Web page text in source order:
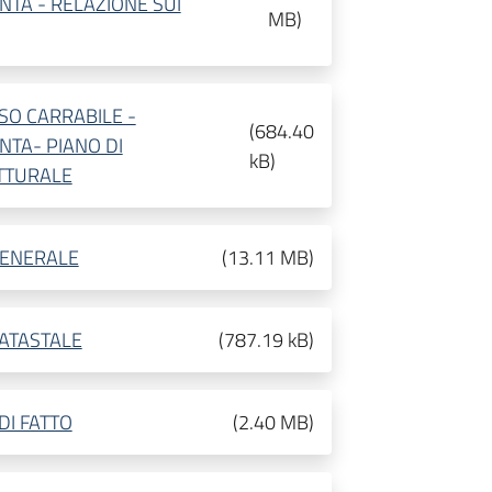
MB)
CARRABILE -
PIANO DI
(684.40
kB)
(13.11 MB)
(787.19 kB)
FATTO (2.40 MB)